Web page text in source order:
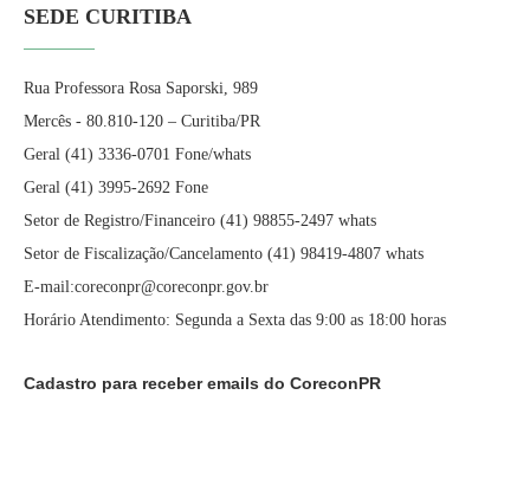
SEDE CURITIBA
Rua Professora Rosa Saporski, 989
Mercês - 80.810-120 – Curitiba/PR
Geral (41) 3336-0701 Fone/whats
Geral (41) 3995-2692 Fone
Setor de Registro/Financeiro (41) 98855-2497 whats
Setor de Fiscalização/Cancelamento (41) 98419-4807 whats
E-mail:coreconpr@coreconpr.gov.br
Horário Atendimento: Segunda a Sexta das 9:00 as 18:00 horas
Cadastro para receber emails do CoreconPR